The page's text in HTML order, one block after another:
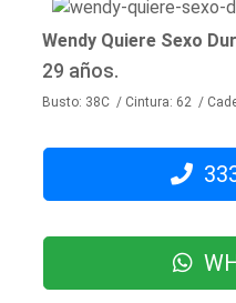
Wendy Quiere Sexo
29 años.
Busto: 38C / Cintura: 62 /